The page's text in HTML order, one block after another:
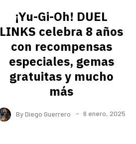
¡Yu-Gi-Oh! DUEL
LINKS celebra 8 años
con recompensas
especiales, gemas
gratuitas y mucho
más
ByDiego Guerrero 6 enero, 2025